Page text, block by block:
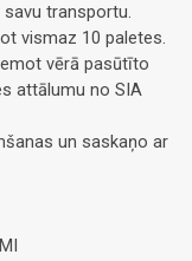
savu transportu.
vismaz 10 paletes.
vērā pasūtīto
attālumu no SIA
un saskaņo ar